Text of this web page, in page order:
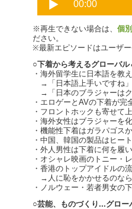
※再生できない場合は、 個
ださい。
※最新エピソードはユーザ
○下着から考えるグローバ
・海外留学生に日本語を教
→「日本語上手いですね」
→「日本のブラジャーは
・エロゲーとAVの下着が
・フロントホックも寄せて
・海外女性はブラジャーを
・機能性下着はガラパゴス
・中国、韓国の製品はヒー
・外人男性は下着に何を履
・オシャレ映画のトニー・
・香港のトップアイドルの
→人に恥をかかせるのな
・ノルウェー・若者男女の
○芸能、ものづくり...グロー